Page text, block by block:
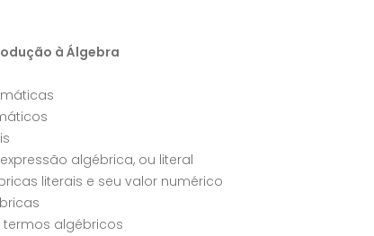
à Álgebra
algébrica, ou literal
literais e seu valor numérico
algébricos